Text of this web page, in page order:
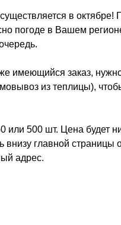
в октябре!
погоде в Вашем
имеющийся заказ,
из теплицы),
или 500 шт. Цена будет
внизу главной страницы
адрес.